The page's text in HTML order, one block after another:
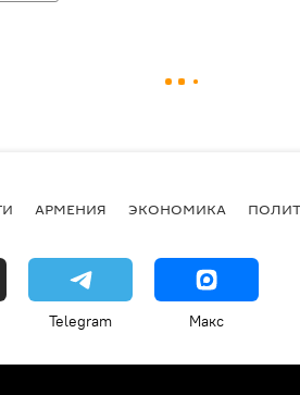
АРМЕНИЯ ЭКОНОМИКА
Telegram Макс